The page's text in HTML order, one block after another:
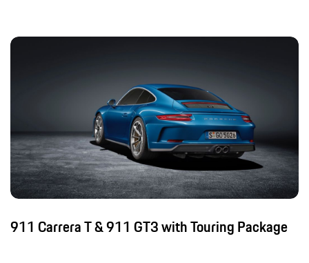
911 Carrera T & 911 GT3 with Touring Package